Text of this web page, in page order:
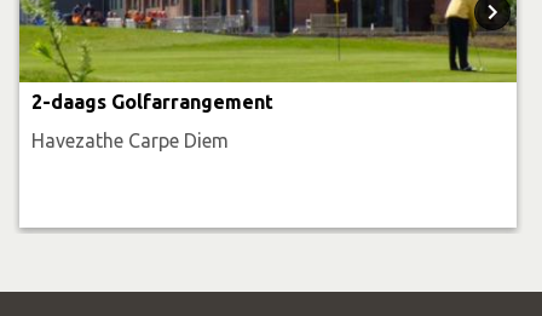
2-daags Golfarrangement
Havezathe Carpe Diem